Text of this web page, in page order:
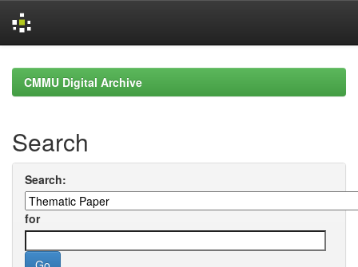
navigationCMMU Digital Archive
Search
Search:
for